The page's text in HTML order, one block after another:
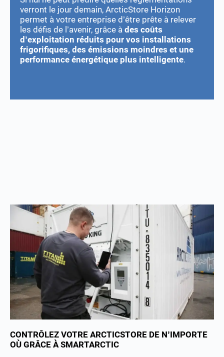
verront le jour demain, ArcticStore Horizon
permet à votre entreprise d’être prête à relever
les défis de l’avenir, grâce à des coûts
d’exploitation réduits pour vos installations
frigorifiques, des émissions moindres et une
performance énergétique plus intelligente.
CONTRÔLEZ VOTRE ARCTICSTORE DE N’IMPORTE
OÙ GRÂCE À SMARTARCTIC